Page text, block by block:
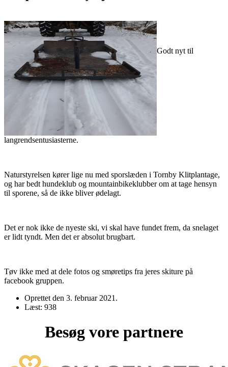
Godt nyt til
langrendsentusiasterne.
Naturstyrelsen kører lige nu med sporslæden i Tornby Klitplantage,
og har bedt hundeklub og mountainbikeklubber om at tage hensyn
til sporene, så de ikke bliver ødelagt.
Det er nok ikke de nyeste ski, vi skal have fundet frem, da snelaget
er lidt tyndt. Men det er absolut brugbart.
Tøv ikke med at dele fotos og smøretips fra jeres skiture på
facebook gruppen.
Oprettet den 3. februar 2021 .
Læst: 938
Besøg vore partnere